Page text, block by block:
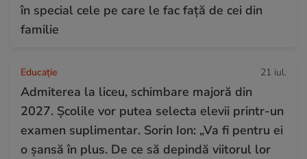
în special cele pe care le fac față de cei din
familie
Educație 21 iul.
Admiterea la liceu, schimbare majoră din
2027. Școlile vor putea selecta elevii printr-un
examen suplimentar. Sorin Ion: „Va fi pentru ei
o șansă în plus. De ce să depindă viitorul lor